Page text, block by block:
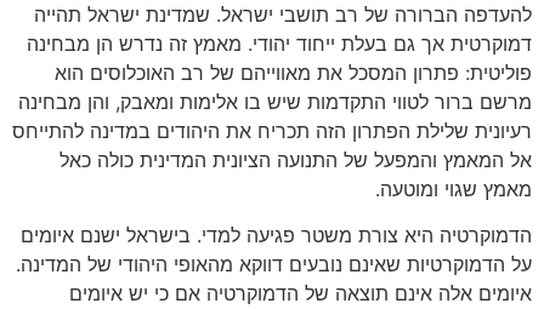
להעדפה הברורה של רב תושבי ישראל. שמדינת ישראל תהייה
דמוקרטית אך גם בעלת ייחוד יהודי. מאמץ זה נדרש הן מבחינה
פוליטית: פתרון המסכל את מאווייהם של רב האוכלוסים הוא
מרשם ברור לטווי התקדמות שיש בו אלימות ומאבק, והן מבחינה
רעיונית שלילת הפתרון הזה תכריח את היהודים במדינה להתייחס
אל המאמץ והמפעל של התנועה הציונית המדינית כולה כאל
מאמץ שגוי ומוטעה.
הדמוקרטיה היא צורת משטר פגיעה למדי. בישראל ישנם איומים
על הדמוקרטיות שאינם נובעים דווקא מהאופי היהודי של המדינה.
איומים אלה אינם תוצאה של הדמוקרטיה אם כי יש איומים